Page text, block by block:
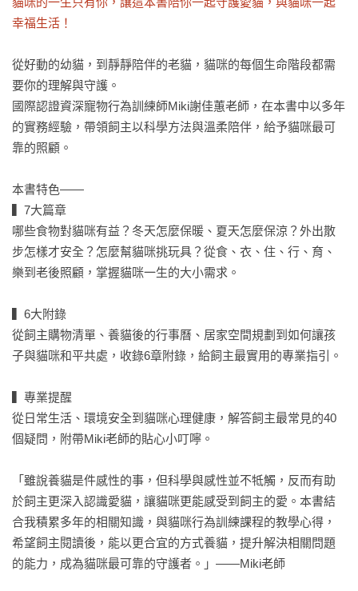
幸福生活！
從好動的幼貓，到靜靜陪伴的老貓，貓咪的每個生命階段都需
要你的理解與守護。
國際認證資深寵物行為訓練師Miki謝佳蕙老師，在本書中以多年
的實務經驗，帶領飼主以科學方法與溫柔陪伴，給予貓咪最可
靠的照顧。
本書特色——
▍7大篇章
哪些食物對貓咪有益？冬天怎麼保暖、夏天怎麼保涼？外出散
步怎樣才安全？怎麼幫貓咪挑玩具？從食、衣、住、行、育、
樂到老後照顧，掌握貓咪一生的大小需求。
▍6大附錄
從飼主購物清單、養貓後的行事曆、居家空間規劃到如何讓孩
子與貓咪和平共處，收錄6章附錄，給飼主最實用的專業指引。
▍專業提醒
從日常生活、環境安全到貓咪心理健康，解答飼主最常見的40
個疑問，附帶Miki老師的貼心小叮嚀。
「雖說養貓是件感性的事，但科學與感性並不牴觸，反而有助
於飼主更深入認識愛貓，讓貓咪更能感受到飼主的愛。本書結
合我積累多年的相關知識，與貓咪行為訓練課程的教學心得，
希望飼主閱讀後，能以更合宜的方式養貓，提升解決相關問題
的能力，成為貓咪最可靠的守護者。」——Miki老師